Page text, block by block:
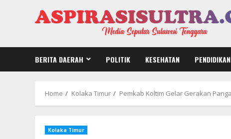
BERITA DAERAH POLITIK KESEHATAN PENDIDIKAN
Home Kolaka Timur Pemkab Koltim Gelar Gerakan
Kolaka Timur